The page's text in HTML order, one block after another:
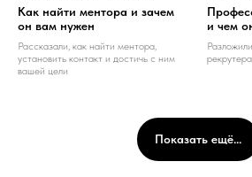
Как найти ментора и зачем
он вам нужен
Рассказали, как найти ментора,
установить контакт и достичь с ним
вашей цели
и чем
Показать ещё...